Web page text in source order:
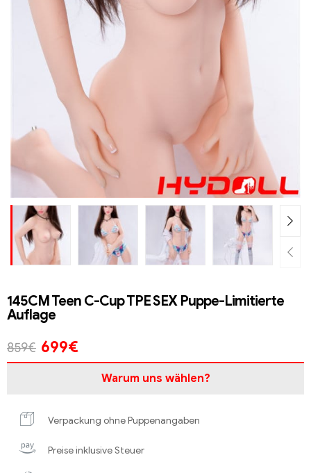
145CM Teen C-Cup TPE SEX Puppe-Limitierte
Auflage
859€ 699€
Warum uns wählen?
Verpackung ohne Puppenangaben
Preise inklusive Steuer